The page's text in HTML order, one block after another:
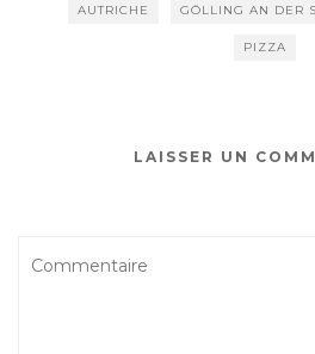
AUTRICHE GÖLLING AN DER
PIZZA
LAISSER UN